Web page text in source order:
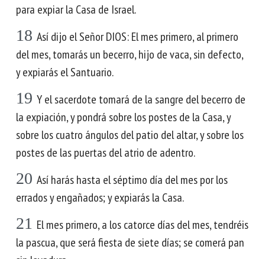
para expiar la Casa de Israel.
18 Así dijo el Señor DIOS: El mes primero, al primero
del mes, tomarás un becerro, hijo de vaca, sin defecto,
y expiarás el Santuario.
19 Y el sacerdote tomará de la sangre del becerro de
la expiación, y pondrá sobre los postes de la Casa, y
sobre los cuatro ángulos del patio del altar, y sobre los
postes de las puertas del atrio de adentro.
20 Así harás hasta el séptimo día del mes por los
errados y engañados; y expiarás la Casa.
21 El mes primero, a los catorce días del mes, tendréis
la pascua, que será fiesta de siete días; se comerá pan